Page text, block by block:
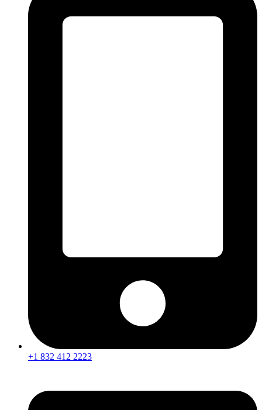
+1 832 412 2223